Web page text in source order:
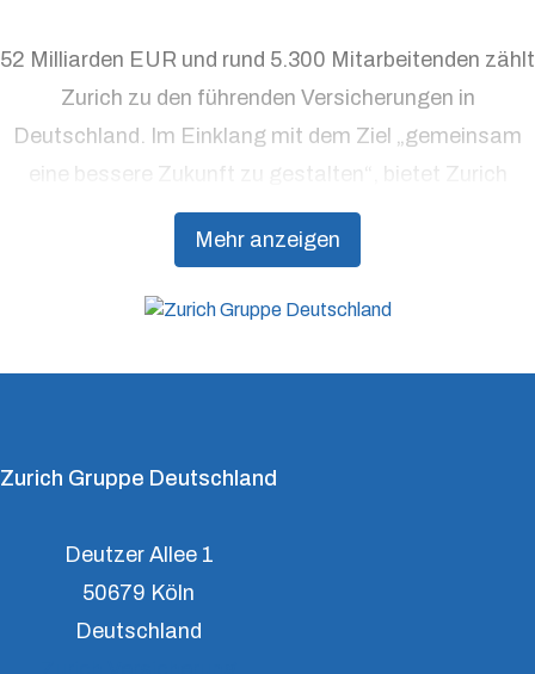
Mehr anzeigen
52 Milliarden EUR und rund 5.300 Mitarbeitenden zählt
Zurich zu den führenden Versicherungen in
Deutschland. Im Einklang mit dem Ziel „gemeinsam
eine bessere Zukunft zu gestalten“, bietet Zurich
Präventionsdienstleistungen an, die über traditionelle
Versicherungsprodukte hinausgehen, um Kunden
Zurich Gruppe Deutschland
Deutzer Allee 1
50679 Köln
Deutschland